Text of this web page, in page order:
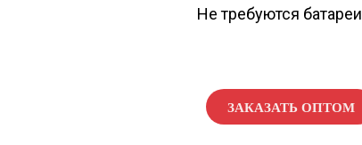
Не требуются батареи
ЗАКАЗАТЬ ОПТОМ